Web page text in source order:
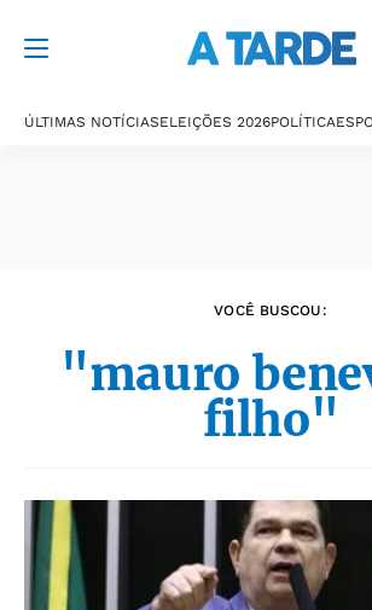
ÚLTIMAS NOTÍCIASELEIÇÕES 2026POLÍTICA
VOCÊ BUSCOU:
"mauro
filho"